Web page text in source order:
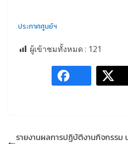
ประกาศศูนย์ฯ
ผู้เข้าชมทั้งหมด : 121
รายงานผลการปฏิบัติงานกิจกรรม